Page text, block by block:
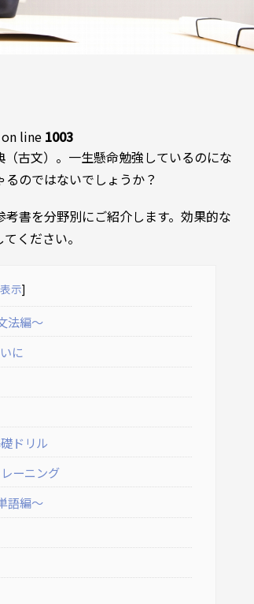
on line 1003
古文）。一生懸命勉強しているのにな
のではないでしょうか？
書を分野別にご紹介します。効果的な
ください。
示]
法編〜
に
ドリル
ーニング
語編〜